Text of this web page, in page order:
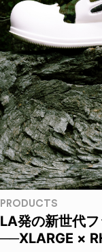
PRODUCTS
LA発の新世代
──XLARGE ×